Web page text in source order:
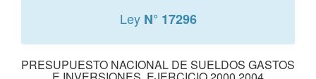
Ley N° 17296
PRESUPUESTO NACIONAL DE SUELDOS GASTOS